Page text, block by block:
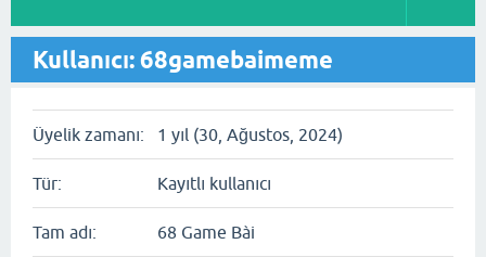
Kullanıcı: 68gamebaimeme
Üyelik zamanı: 1 yıl (30, Ağustos, 2024)
Tür: Kayıtlı kullanıcı
Tam adı: 68 Game Bài